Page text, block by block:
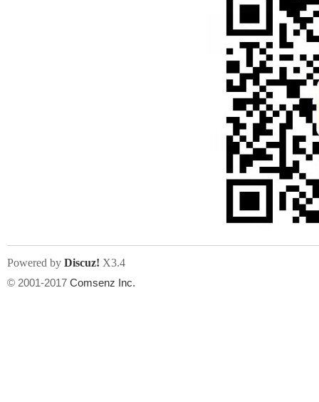
Powered by Discuz! X3.4
© 2001-2017 Comsenz Inc.